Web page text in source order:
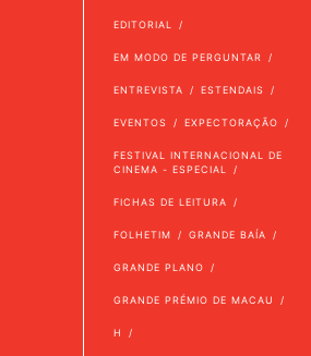
EDITORIAL
EM MODO DE PERGUNTAR
ENTREVISTA ESTENDAIS
EVENTOS EXPECTORAÇÃO
FESTIVAL INTERNACIONAL DE
CINEMA - ESPECIAL
FICHAS DE LEITURA
FOLHETIM GRANDE BAÍA
GRANDE PLANO
GRANDE PRÉMIO DE MACAU
H